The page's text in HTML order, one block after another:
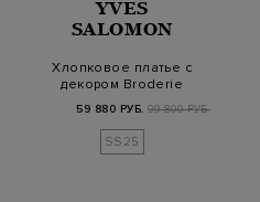
YVES
SALOMON
Хлопковое платье с
декором Broderie
59 880 РУБ. 99 800 РУБ.
SS25